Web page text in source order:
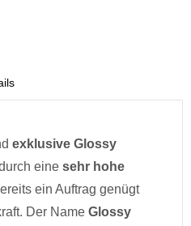
exklusive Glossy
eine sehr hohe
ein Auftrag genügt
Der Name Glossy